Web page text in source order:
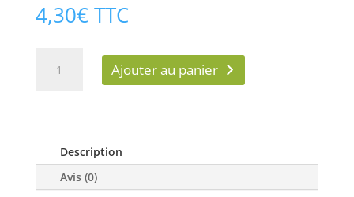
4,30€ TTC
CADRE
SAILLIE,
Ajouter au panier
Description
Avis (0)